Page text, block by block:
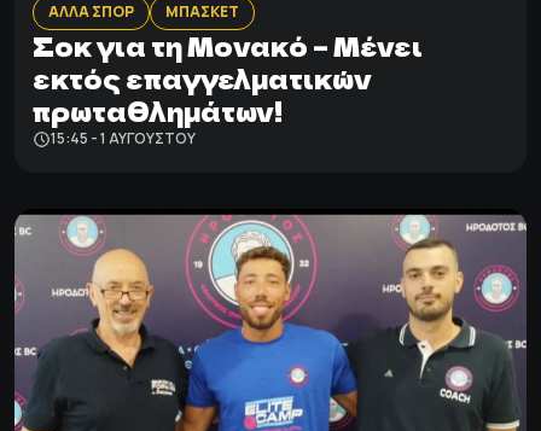
ΑΛΛΑ ΣΠΟΡ ΜΠΑΣΚΕΤ
Σοκ για τη Μονακό – Μένει
εκτός επαγγελματικών
πρωταθλημάτων!
15:45 - 1 ΑΥΓΟΎΣΤΟΥ